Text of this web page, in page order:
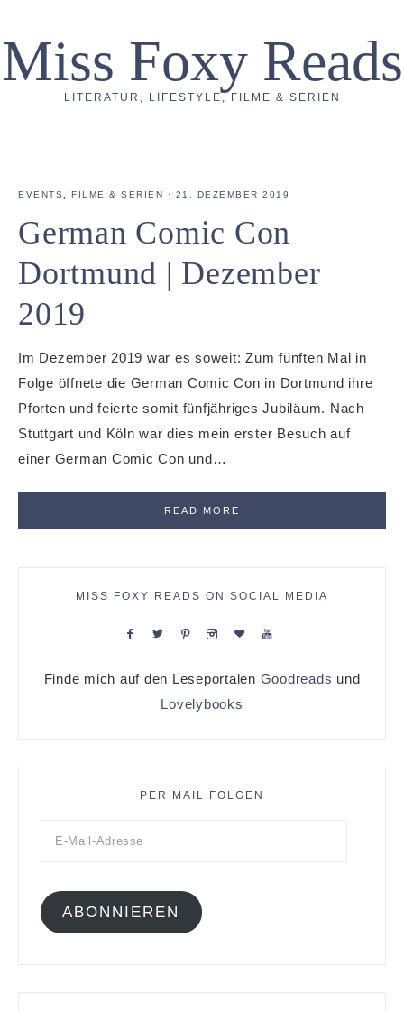
Miss Foxy Reads
LITERATUR, LIFESTYLE, FILME & SERIEN
EVENTS FILME & SERIEN · 21. DEZEMBER 2019
German Comic Con
Dortmund | Dezember
2019
Im Dezember 2019 war es soweit: Zum fünften Mal in
Folge öffnete die German Comic Con in Dortmund ihre
Pforten und feierte somit fünfjähriges Jubiläum. Nach
Stuttgart und Köln war dies mein erster Besuch auf
einer German Comic Con und…
READ MORE
MISS FOXY READS ON SOCIAL MEDIA
Finde mich auf den Leseportalen Goodreads und
Lovelybooks
PER MAIL FOLGEN
ABONNIEREN